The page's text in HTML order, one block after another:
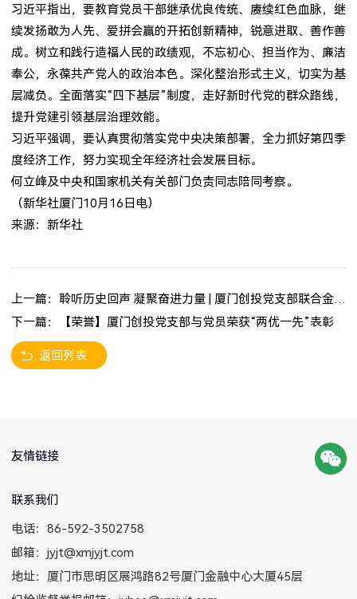
习近平指出，要教育党员干部继承优良传统、赓续红色血脉，继
续发扬敢为人先、爱拼会赢的开拓创新精神，锐意进取、善作善
成。树立和践行造福人民的政绩观，不忘初心、担当作为、廉洁
奉公，永葆共产党人的政治本色。深化整治形式主义，切实为基
层减负。全面落实“四下基层”制度，走好新时代党的群众路线，
提升党建引领基层治理效能。
习近平强调，要认真贯彻落实党中央决策部署，全力抓好第四季
度经济工作，努力实现全年经济社会发展目标。
何立峰及中央和国家机关有关部门负责同志陪同考察。
（新华社厦门10月16日电）
来源：新华社
上一篇：聆听历史回声 凝聚奋进力量 | 厦门创投党支部联合金圆资本党支部开展爱国主义观影活动
返回列表
下一篇：【荣誉】厦门创投党支部与党员荣获“两优一先”表彰
友情链接
联系我们
电话：86-592-3502758
邮箱：jyjt@xmjyjt.com
地址：厦门市思明区展鸿路82号厦门金融中心大厦45层